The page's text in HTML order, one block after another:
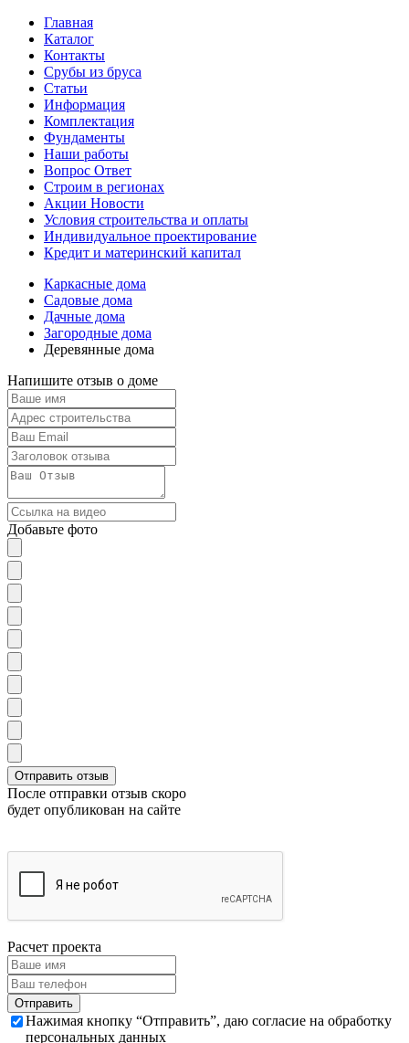
Главная
Каталог
Контакты
Срубы из бруса
Статьи
Информация
Комплектация
Фундаменты
Наши работы
Вопрос Ответ
Строим в регионах
Акции Новости
Условия строительства и оплаты
Индивидуальное проектирование
Кредит и материнский капитал
Каркасные дома
Садовые дома
Дачные дома
Загородные дома
Деревянные дома
Напишите отзыв о доме
Добавьте фото
После отправки отзыв скоро
будет опубликован на сайте
Расчет проекта
Нажимая кнопку “Отправить”, даю согласие на обработку
персональных данных